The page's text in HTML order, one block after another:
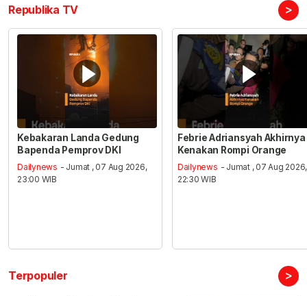
Republika TV >
Kebakaran Landa Gedung
Bapenda Pemprov DKI
Dailynews - Jumat , 07 Aug 2026,
23:00 WIB
Febrie Adriansyah Akhirnya
Kenakan Rompi Orange
Dailynews - Jumat , 07 Aug 2026,
22:30 WIB
Terpopuler >